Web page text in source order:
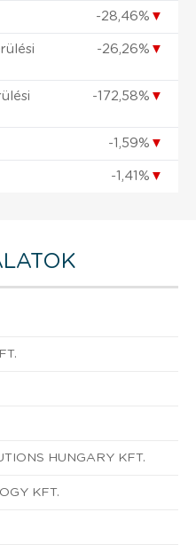
-28,46% ▼
-26,26% ▼
-172,58% ▼
-1,59% ▼
-1,41% ▼
HUNGARY KFT.
KFT.